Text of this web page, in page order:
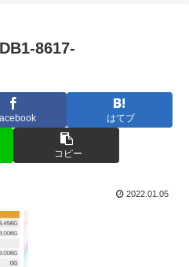
8617-
はてブ
コピー
2022.01.05